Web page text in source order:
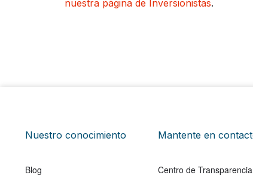
nuestra página de Inversionistas.
Nuestro conocimiento
Blog
Mantente en
Centro de Transparencia